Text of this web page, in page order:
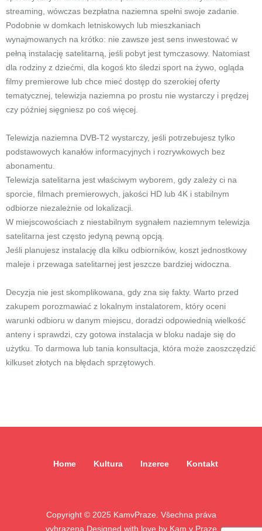
streaming, wówczas bezpłatna naziemna spełni swoje zadanie.
Podobnie w domkach letniskowych lub mieszkaniach
wynajmowanych na krótko: nie zawsze jest sens inwestować w
pełną instalację satelitarną, jeśli pobyt jest tymczasowy. Natomiast
dla rodziny z dziećmi, dla kogoś kto śledzi sport na żywo, ogląda
filmy premierowe lub chce mieć dostęp do szerokiej oferty
tematycznej, telewizja naziemna po prostu nie wystarczy i prędzej
czy później sięgniesz po coś więcej.
Telewizja naziemna DVB-T2 wystarczy, jeśli potrzebujesz tylko
podstawowych kanałów informacyjnych i rozrywkowych bez
abonamentu.
Telewizja satelitarna jest właściwym wyborem, gdy zależy ci na
sporcie, filmach premierowych, jakości HD lub 4K i stabilnym
odbiorze niezależnie od lokalizacji.
W miejscowościach z niestabilnym sygnałem naziemnym telewizja
satelitarna jest często jedyną pewną opcją.
Jeśli planujesz instalację dla kilku odbiorników, koszt jednostkowy
maleje i przewaga satelitarnej jest jeszcze bardziej widoczna.
Decyzja nie jest skomplikowana, gdy zna się fakty. Warto przed
zakupem porozmawiać z lokalnym instalatorem, który oceni
warunki odbioru w danym miejscu, doradzi odpowiednią wielkość
anteny i sprawdzi, czy gotowa instalacja w bloku nadaje się do
użytku. To darmowa lub tania konsultacja, która może zaoszczędzić
kilkuset złotych na błędach sprzętowych.
Home Kultura Inzerce Kontakt
Copyright © 2025 KamvPraze. Všechna práva
vyhrazena. Designed with love by Kam v Praze